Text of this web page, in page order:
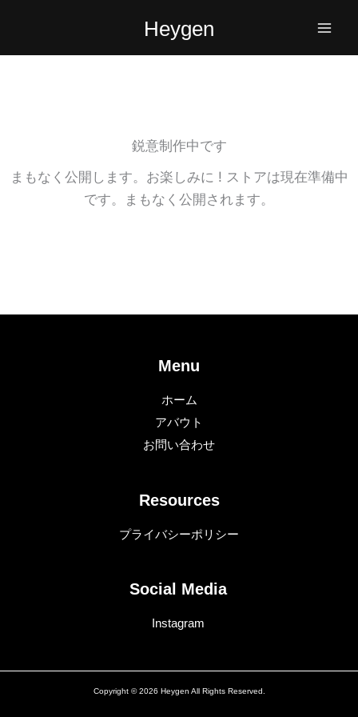
を
Heygen
鋭意制作中です
まもなく公開します。お楽しみに ! ストアは現在準備中
です。まもなく公開されます。
Menu
ホーム
アバウト
お問い合わせ
Resources
プライバシーポリシー
Social Media
Instagram
Copyright © 2026 Heygen All Rights Reserved.